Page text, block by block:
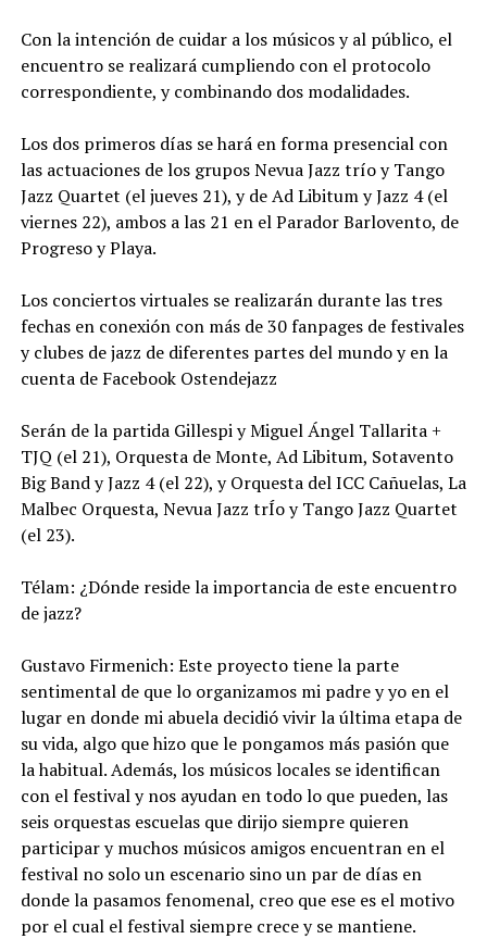
Con la intención de cuidar a los músicos y al público, el
encuentro se realizará cumpliendo con el protocolo
correspondiente, y combinando dos modalidades.
Los dos primeros días se hará en forma presencial con
las actuaciones de los grupos Nevua Jazz trío y Tango
Jazz Quartet (el jueves 21), y de Ad Libitum y Jazz 4 (el
viernes 22), ambos a las 21 en el Parador Barlovento, de
Progreso y Playa.
Los conciertos virtuales se realizarán durante las tres
fechas en conexión con más de 30 fanpages de festivales
y clubes de jazz de diferentes partes del mundo y en la
cuenta de Facebook Ostendejazz
Serán de la partida Gillespi y Miguel Ángel Tallarita +
TJQ (el 21), Orquesta de Monte, Ad Libitum, Sotavento
Big Band y Jazz 4 (el 22), y Orquesta del ICC Cañuelas, La
Malbec Orquesta, Nevua Jazz trÍo y Tango Jazz Quartet
(el 23).
Télam: ¿Dónde reside la importancia de este encuentro
de jazz?
Gustavo Firmenich: Este proyecto tiene la parte
sentimental de que lo organizamos mi padre y yo en el
lugar en donde mi abuela decidió vivir la última etapa de
su vida, algo que hizo que le pongamos más pasión que
la habitual. Además, los músicos locales se identifican
con el festival y nos ayudan en todo lo que pueden, las
seis orquestas escuelas que dirijo siempre quieren
participar y muchos músicos amigos encuentran en el
festival no solo un escenario sino un par de días en
donde la pasamos fenomenal, creo que ese es el motivo
por el cual el festival siempre crece y se mantiene.